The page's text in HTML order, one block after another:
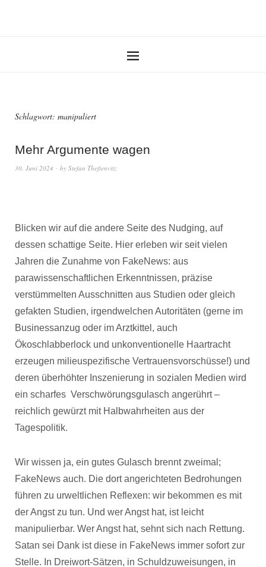
Schlagwort: manipuliert
Mehr Argumente wagen
30. Juni 2024 by Stefan Theßenvitz
Blicken wir auf die andere Seite des Nudging, auf
dessen schattige Seite. Hier erleben wir seit vielen
Jahren die Zunahme von FakeNews: aus
parawissenschaftlichen Erkenntnissen, präzise
verstümmelten Ausschnitten aus Studien oder gleich
gefakten Studien, irgendwelchen Autoritäten (gerne im
Businessanzug oder im Arztkittel, auch
Ökoschlabberlock und unkonventionelle Haartracht
erzeugen milieuspezifische Vertrauensvorschüsse!) und
deren überhöhter Inszenierung in sozialen Medien wird
ein scharfes Verschwörungsgulasch angerührt –
reichlich gewürzt mit Halbwahrheiten aus der
Tagespolitik.
Wir wissen ja, ein gutes Gulasch brennt zweimal;
FakeNews auch. Die dort angerichteten Bedrohungen
führen zu urweltlichen Reflexen: wir bekommen es mit
der Angst zu tun. Und wer Angst hat, ist leicht
manipulierbar. Wer Angst hat, sehnt sich nach Rettung.
Satan sei Dank ist diese in FakeNews immer sofort zur
Stelle. In Dreiwort-Sätzen, in Schuldzuweisungen, in